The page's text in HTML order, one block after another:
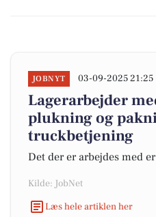
JOBNYT 03-09-2025 21:25
Lagerarbejder
plukning og
truckbetjening
Det der er arbejdes med
Kilde: JobNet
Læs hele artiklen her